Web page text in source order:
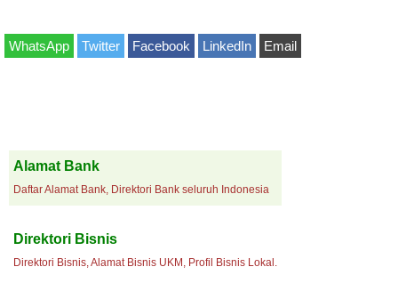
WhatsApp Twitter Facebook LinkedIn Email
Alamat Bank
Daftar Alamat Bank, Direktori Bank seluruh Indonesia
Direktori Bisnis
Direktori Bisnis, Alamat Bisnis UKM, Profil Bisnis Lokal.